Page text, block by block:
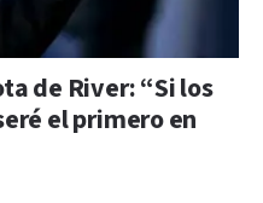
de River: “Si los
el primero en